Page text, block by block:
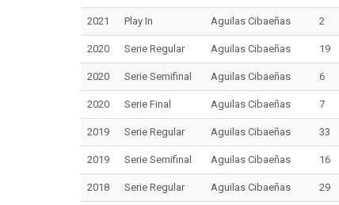
2021 Play In Aguilas Cibaeñas 2
2020 Serie Regular Aguilas Cibaeñas 19
2020 Serie Semifinal Aguilas Cibaeñas 6
2020 Serie Final Aguilas Cibaeñas 7
2019 Serie Regular Aguilas Cibaeñas 33
2019 Serie Semifinal Aguilas Cibaeñas 16
2018 Serie Regular Aguilas Cibaeñas 29